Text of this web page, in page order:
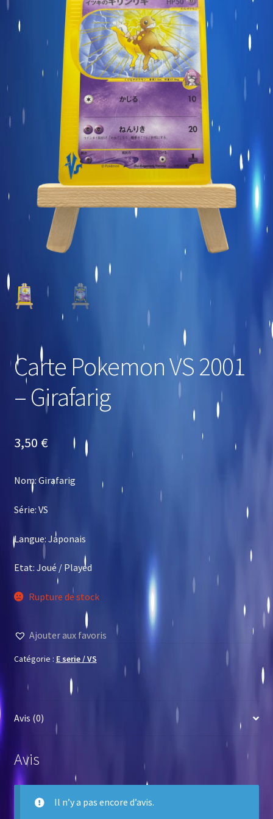
Carte commune
Display et produits scellés
Goodies et autres
Sleeve à l’unité
Précommandes
Enchères
Carte Pokemon VS 2001
– Girafarig
3,50 €
Nom: Girafarig
Série: VS
Langue: Japonais
Etat: Joué / Played
Rupture de stock
Ajouter aux favoris
Catégorie : E serie / VS
Avis (0)
Avis
Il n’y a pas encore d’avis.